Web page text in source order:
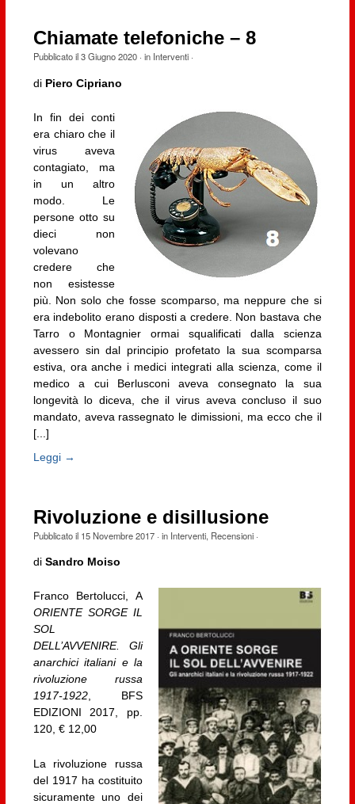
Chiamate telefoniche – 8
Pubblicato il3 Giugno 2020· in Interventi·
di Piero Cipriano
In fin dei conti
era chiaro che il
virus aveva
contagiato, ma
in un altro
modo. Le
persone otto su
dieci non
volevano
credere che
non esistesse
più. Non solo che fosse scomparso, ma neppure che si
era indebolito erano disposti a credere. Non bastava che
Tarro o Montagnier ormai squalificati dalla scienza
avessero sin dal principio profetato la sua scomparsa
estiva, ora anche i medici integrati alla scienza, come il
medico a cui Berlusconi aveva consegnato la sua
longevità lo diceva, che il virus aveva concluso il suo
mandato, aveva rassegnato le dimissioni, ma ecco che il
[...]
Leggi →
Rivoluzione e disillusione
Pubblicato il 15 Novembre 2017· in Interventi, Recensioni·
di Sandro Moiso
Franco Bertolucci, A
ORIENTE SORGE IL
SOL
DELL’AVVENIRE. Gli
anarchici italiani e la
rivoluzione russa
1917-1922, BFS
EDIZIONI 2017, pp.
120, € 12,00
La rivoluzione russa
del 1917 ha costituito
sicuramente uno dei